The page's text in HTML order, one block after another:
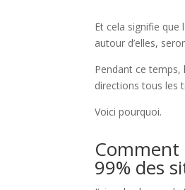
Et cela signifie que
autour d’elles,
Pendant ce
directions tous les
Voici pourquoi.
99% des